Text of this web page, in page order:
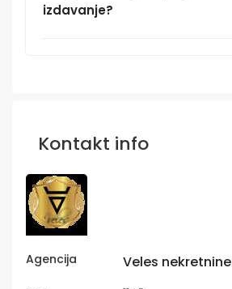
izdavanje?
Kontakt info
Agencija Veles nekretnine